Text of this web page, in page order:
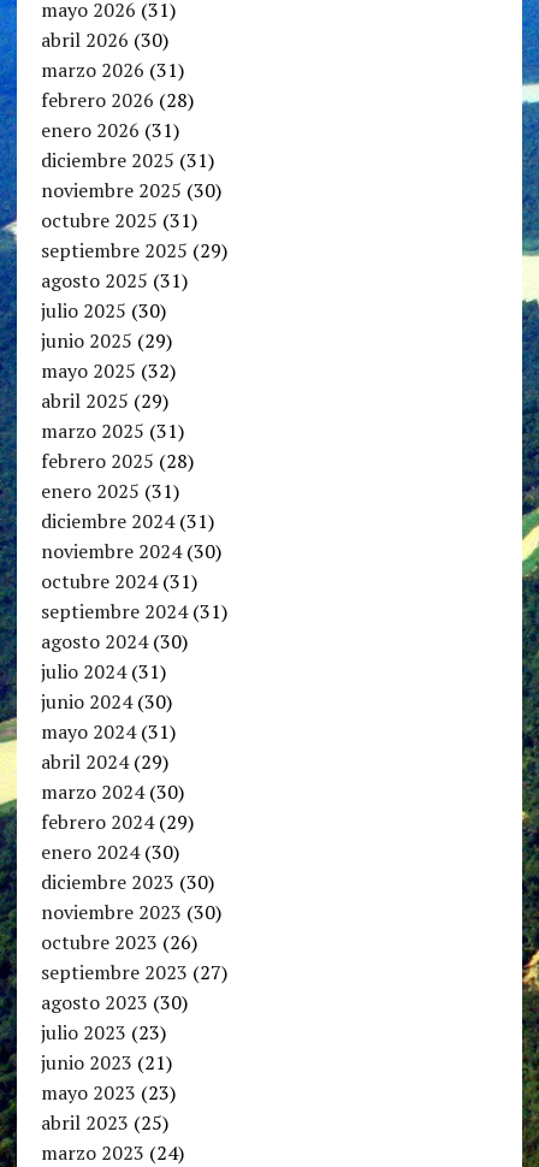
mayo 2026 (31)
abril 2026 (30)
marzo 2026 (31)
febrero 2026 (28)
enero 2026 (31)
diciembre 2025 (31)
noviembre 2025 (30)
octubre 2025 (31)
septiembre 2025 (29)
agosto 2025 (31)
julio 2025 (30)
junio 2025 (29)
mayo 2025 (32)
abril 2025 (29)
marzo 2025 (31)
febrero 2025 (28)
enero 2025 (31)
diciembre 2024(31)
noviembre 2024(30)
octubre 2024(31)
septiembre 2024(31)
agosto 2024(30)
julio 2024(31)
junio 2024(30)
mayo 2024(31)
abril 2024(29)
marzo 2024(30)
febrero 2024(29)
enero 2024(30)
diciembre 2023 (30)
noviembre 2023 (30)
octubre 2023 (26)
septiembre 2023 (27)
agosto 2023 (30)
julio 2023 (23)
junio 2023 (21)
mayo 2023 (23)
abril 2023 (25)
marzo 2023 (24)